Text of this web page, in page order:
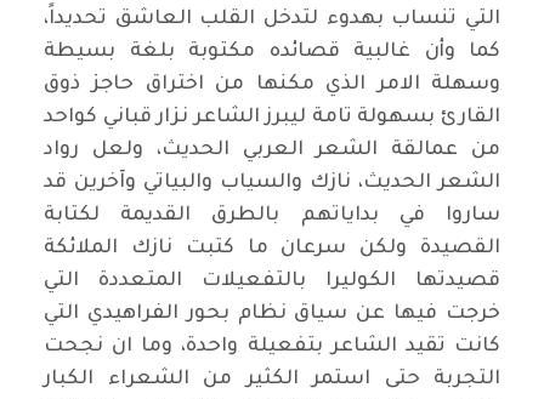
التي تنساب بهدوء لتدخل القلب العاشق تحديداً،
كما وأن غالبية قصائده مكتوبة بلغة بسيطة
وسهلة الامر الذي مكنها من اختراق حاجز ذوق
القارئ بسهولة تامة ليبرز الشاعر نزار قباني كواحد
من عمالقة الشعر العربي الحديث، ولعل رواد
الشعر الحديث، نازك والسياب والبياتي وآخرين قد
ساروا في بداياتهم بالطرق القديمة لكتابة
القصيدة ولكن سرعان ما كتبت نازك الملائكة
قصيدتها الكوليرا بالتفعيلات المتعددة التي
خرجت فيها عن سياق نظام بحور الفراهيدي التي
كانت تقيد الشاعر بتفعيلة واحدة، وما ان نجحت
التجربة حتى استمر الكثير من الشعراء الكبار